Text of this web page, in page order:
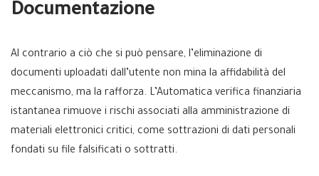
Documentazione
Al contrario a ciò che si può pensare, l’eliminazione di
documenti uploadati dall’utente non mina la affidabilità del
meccanismo, ma la rafforza. L’Automatica verifica finanziaria
istantanea rimuove i rischi associati alla amministrazione di
materiali elettronici critici, come sottrazioni di dati personali
fondati su file falsificati o sottratti.